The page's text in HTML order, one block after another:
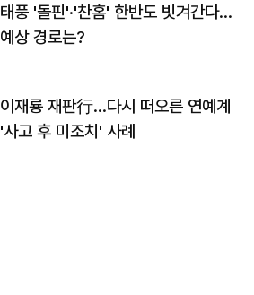
태풍 '돌핀'·'찬홈' 한반도 빗겨간다…
예상 경로는?
이재룡 재판行…다시 떠오른 연예계
'사고 후 미조치' 사례